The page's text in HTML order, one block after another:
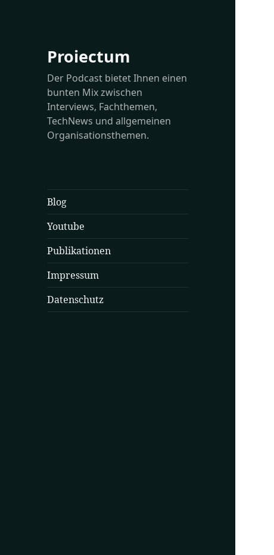
Proiectum
Der Podcast bietet Ihnen einen
bunten Mix zwischen
Interviews, Fachthemen,
TechNews und allgemeinen
Organisationsthemen.
Blog
Youtube
Publikationen
Impressum
Datenschutz